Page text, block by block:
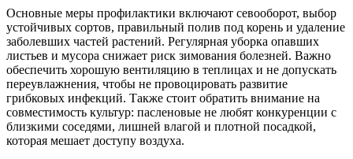
Основные меры профилактики включают севооборот, выбор
устойчивых сортов, правильный полив под корень и удаление
заболевших частей растений. Регулярная уборка опавших
листьев и мусора снижает риск зимования болезней. Важно
обеспечить хорошую вентиляцию в теплицах и не допускать
переувлажнения, чтобы не провоцировать развитие
грибковых инфекций. Также стоит обратить внимание на
совместимость культур: пасленовые не любят конкуренции с
близкими соседями, лишней влагой и плотной посадкой,
которая мешает доступу воздуха.